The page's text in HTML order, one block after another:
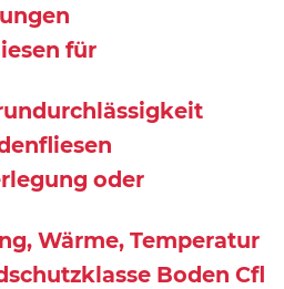
für
oder
Wärme, Temperatur
Boden Cfl